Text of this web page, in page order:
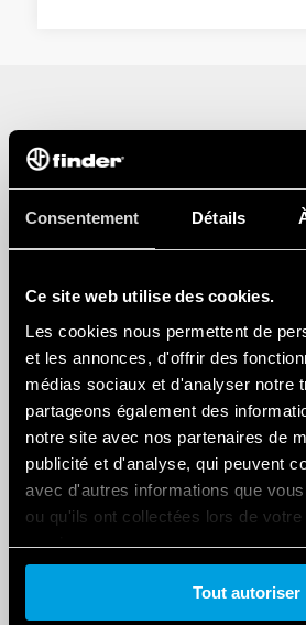
Consentement Détails
Ce site web utilise des cookies.
Les cookies nous permettent de
et les annonces, d'offrir des
médias sociaux et d'analyser notre
partageons également des
notre site avec nos partenaires de
publicité et d'analyse, qui peuvent
avec d'autres informations que
ou qu'ils ont collectées lors de
services.
Tout autoriser
Related Blogs
TERTIAIRE
YESLY, la solution domotique
pour une maison intelligente
-SEP 21, 2021